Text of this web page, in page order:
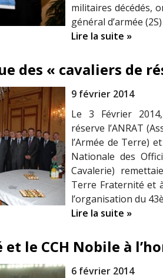
militaires décédés,
général d’armée
Lire la suite »
des « cavaliers de
9 février 2014
Le 3 Février
réserve l’ANRAT
l’Armée de Terre)
Nationale des
Cavalerie)
Terre Fraternité et
l’organisation du
Lire la suite »
le CCH Nobile à
6 février 2014